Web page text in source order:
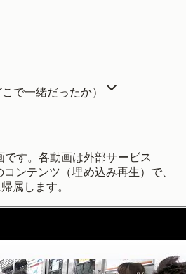
で一緒だったか）
す。各動画は外部サービス
コンテンツ（埋め込み再生）で、
属します。